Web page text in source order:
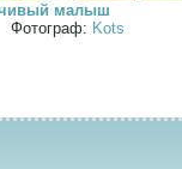
малыш
Фотограф: Kots